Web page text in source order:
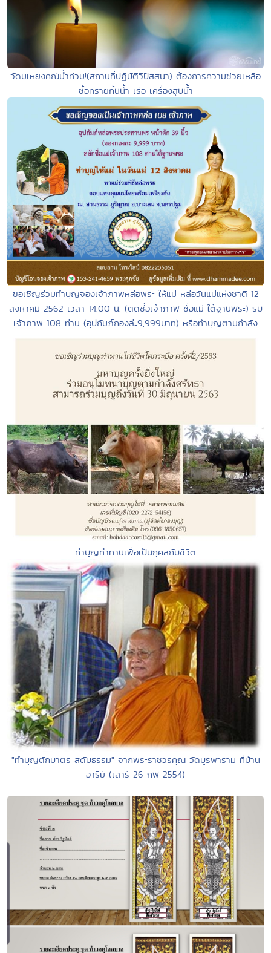
วัดมเหยงคณ์น้ำท่วม!(สถานที่ปฏิบัติวิปัสสนา) ต้องการความช่วยเหลือ
ซื้อทรายกั้นน้ำ เรือ เครื่องสูบน้ำ
ขอเชิญร่วมทำบุญจองเจ้าภาพหล่อพระ ให้แม่ หล่อวันแม่แห่งชาติ 12
สิงหาคม 2562 เวลา 14.00 น. (ติดชื่อเจ้าภาพ ชื่อแม่ ใต้ฐานพระ) รับ
เจ้าภาพ 108 ท่าน (อุปถัมภ์กองล่ะ9,999บาท) หรือทำบุญตามกำลัง
ทำบุญทำทานเพื่อเป็นกุศลกับชีวิต
"ทำบุญตักบาตร สดับธรรม" จากพระราชวรคุณ วัดบูรพาราม ที่บ้าน
อารีย์ (เสาร์ 26 กพ 2554)